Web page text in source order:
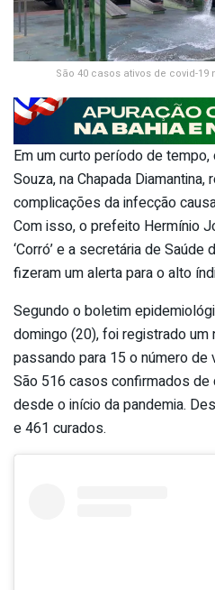
São 40 casos ativos de covid-
Em um curto período de
Souza, na Chapada
complicações da infecção
Com isso, o prefeito Hermínio
‘Corró’ e a secretária de Saúde
fizeram um alerta para o alto
Segundo o boletim
domingo (20), foi registrado um
passando para 15 o número
São 516 casos confirmados de
desde o início da pandemia.
e 461 curados.